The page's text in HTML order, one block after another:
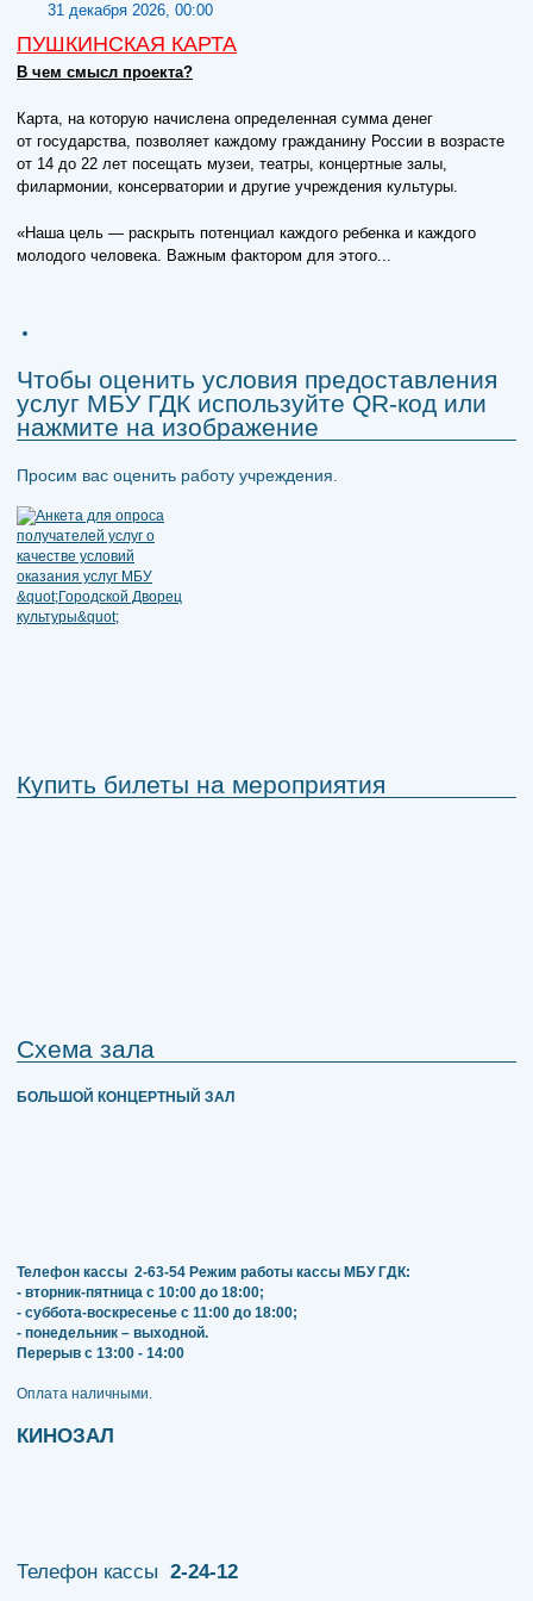
31 декабря 2026, 00:00
ПУШКИНСКАЯ КАРТА
В чем смысл проекта?
Карта, на которую начислена определенная сумма денег
от государства, позволяет каждому гражданину России в возрасте
от 14 до 22 лет посещать музеи, театры, концертные залы,
филармонии, консерватории и другие учреждения культуры.
«Наша цель — раскрыть потенциал каждого ребенка и каждого
молодого человека. Важным фактором для этого...
Чтобы оценить условия предоставления
услуг МБУ ГДК используйте QR-код или
нажмите на изображение
Просим вас оценить работу учреждения.
Купить билеты на мероприятия
Схема зала
БОЛЬШОЙ КОНЦЕРТНЫЙ ЗАЛ
Телефон кассы 2-63-54 Режим работы кассы МБУ ГДК:
- вторник-пятница с 10:00 до 18:00;
- суббота-воскресенье с 11:00 до 18:00;
- понедельник – выходной.
Перерыв с 13:00 - 14:00
​​​​​​​Оплата наличными.
КИНОЗАЛ
Телефон кассы 2-24-12